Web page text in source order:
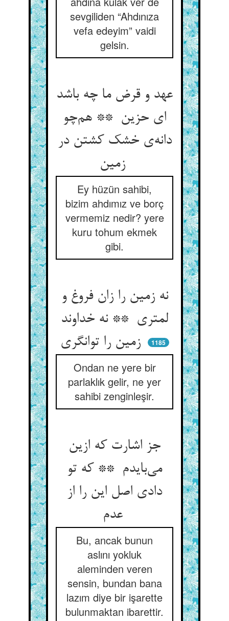
sevgiliden “Ahdınıza
vefa edeyim” vaidi
gelsin.
عهد و قرض ما چه باشد
ای حزین ** هم‌چو
دانه‌ی خشک کشتن در
Ey hüzün sahibi,
bizim ahdımız ve borç
vermemiz nedir? yere
kuru tohum ekmek
gibi.
نه زمین را زان فروغ و
لمتری ** نه خداوند
زمین را توانگری
1185
Ondan ne yere bir
parlaklık gelir, ne yer
sahibi zenginleşir.
جز اشارت که ازین
می‌بایدم ** که تو
دادی اصل این را از
عدم
Bu, ancak bunun
aslını yokluk
aleminden veren
sensin, bundan bana
lazım diye bir işarette
bulunmaktan ibarettir.